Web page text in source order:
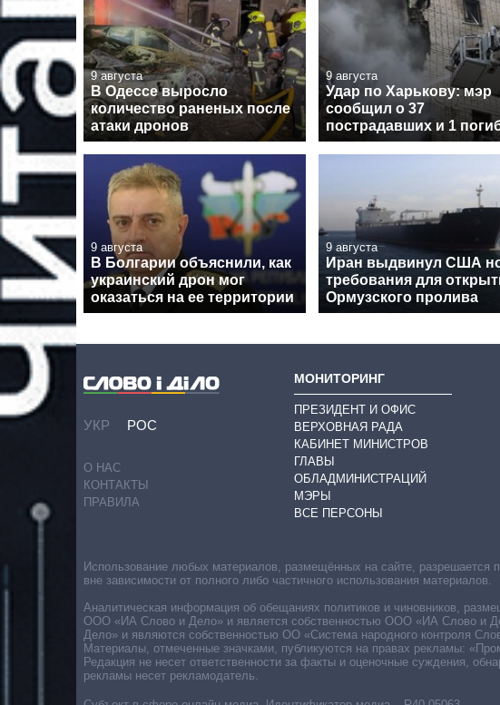
9 августа
В Одессе выросло
количество раненых после
атаки дронов
9 августа
Удар по Харькову: мэр
сообщил о 37
пострадавших и 1
9 августа
В Болгарии объяснили, как
украинский дрон мог
оказаться на ее территории
9 августа
Иран выдвинул США
требования для
Ормузского пролива
УКР РОС
О НАС
КОНТАКТЫ
ПРАВИЛА
МОНИТОРИНГ
ПРЕЗИДЕНТ И ОФИС
ВЕРХОВНАЯ РАДА
КАБИНЕТ МИНИСТРОВ
ГЛАВЫ
ОБЛАДМИНИСТРАЦИЙ
МЭРЫ
ВСЕ ПЕРСОНЫ
Использование любых материалов, размещённых на сайте, разрешается
вне зависимости от полного либо частичного использования материалов.
Аналитическая информация об обещаниях политиков и чиновников,
ООО «ИА Слово и Дело» и является собственностью ООО «ИА Слово и
Дело» и являются собственностью ОО «Система народного контроля
Материалы, отмеченные значками, публикуются на правах рекламы:
Редакция не несет ответственности за факты и оценочные суждения,
рекламы несет рекламодатель.